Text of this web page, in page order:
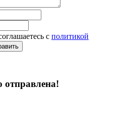
с политикой
отправлена!